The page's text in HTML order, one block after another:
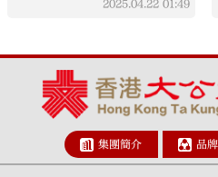
2025.04.22 01:49
集團簡介 品